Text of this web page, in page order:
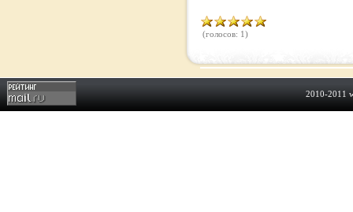
(голосов: 1)
2010-2011